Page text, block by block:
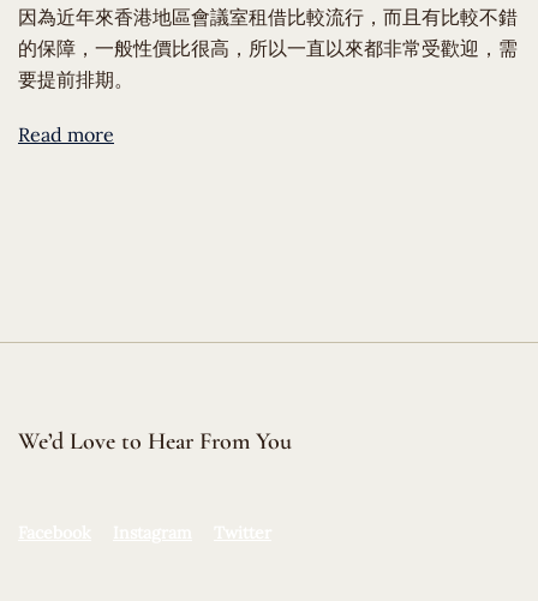
因為近年來香港地區會議室租借比較流行，而且有比較不錯
的保障，一般性價比很高，所以一直以來都非常受歡迎，需
要提前排期。
Read more
We’d Love to Hear From You